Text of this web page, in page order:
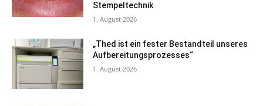
Stempeltechnik
1. August 2026
„Thed ist ein fester Bestandteil unseres
Aufbereitungsprozesses“
1. August 2026